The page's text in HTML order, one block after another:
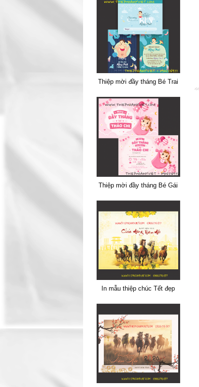
Thiệp mời đầy tháng Bé Trai
Thiệp mời đầy tháng Bé Gái
In mẫu thiệp chúc Tết đẹp